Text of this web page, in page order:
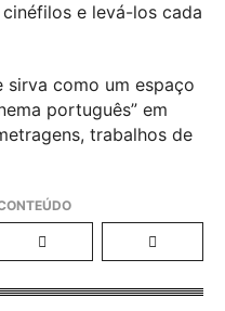
e levá-los cada
sirva como um espaço
português” em
trabalhos de